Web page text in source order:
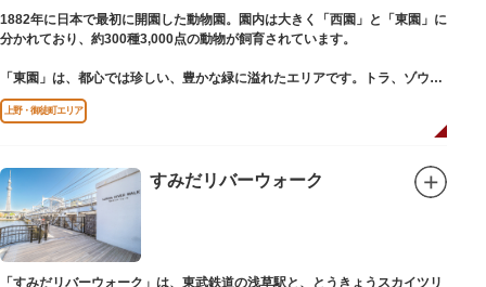
せたもの。
施設周辺は、江戸の文化を伝える伝統工芸職人の街だったという背景もあ
り、現在もジュエリーや皮製品を扱うお店が多く、高いセンスとクオリティ
をもった店舗が集結しています。
1882年に日本で最初に開園した動物園。園内は大きく「西園」と「東園」に
分かれており、約300種3,000点の動物が飼育されています。
「東園」は、都心では珍しい、豊かな緑に溢れたエリアです。トラ、ゾウな
どが住む森エリアや、ホッキョクグマやアザラシが住む海エリアでは、水浴
びなど迫力あるシーンが目撃できることもあります。国指定重要文化財の
一方「西園」は、蓮の名所としても知られる風光明媚な「不忍池」のほとり
に位置する区域。キリンやサイなどの人気動物をはじめ、アイアイや“動か
ない鳥”として話題のハシビロコウなどユニークな種も見られます。
子ども動物園「すてっぷ」では、小動物を間近で観察することを通じて、命
の大切さや生きものの魅力が学べる体験プログラムが実施されています。
上野・御徒町エリア
すみだリバーウォーク
「すみだリバーウォーク」は、東武鉄道の浅草駅と、とうきょうスカイツリ